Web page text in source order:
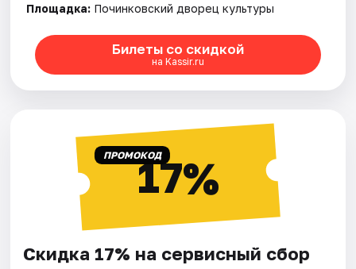
Площадка: Починковский дворец культуры
Билеты со скидкой
на Kassir.ru
ПРОМОКОД17%
Скидка 17% на сервисный сбор